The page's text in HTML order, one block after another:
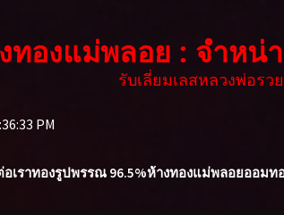
ทองแม่พลอย : จำหน่
รับเลี่ยมเลสหลวงพ่อร
PM
เราทองรูปพรรณ 96.5%ห้างทองแม่พลอยออมท